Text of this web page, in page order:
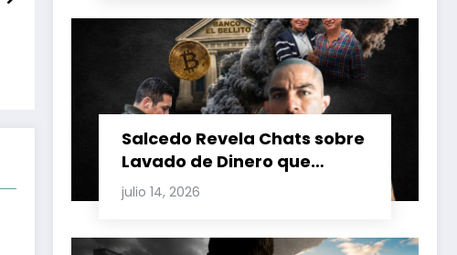
venezolana
Salcedo Revela Chats sobre
Lavado de Dinero que
Involucran a Glas, Correa y
Juan Fernando Petro en el
julio 14, 2026